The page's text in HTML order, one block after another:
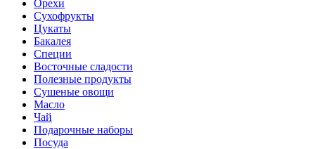
Орехи
Сухофрукты
Цукаты
Бакалея
Специи
Восточные сладости
Полезные продукты
Сушеные овощи
Масло
Чай
Подарочные наборы
Посуда